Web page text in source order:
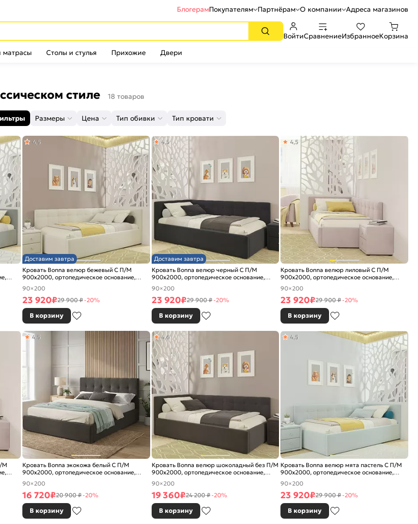
БлогерамПокупателям Партнёрам О компании Адреса магазинов
ВойтиСравнениеИзбранноеКорзина
матрасы Столы и стулья Прихожие Двери
стиле 18 товаров
Размеры Цена Тип обивки Тип кровати
Доставим завтра
Кровать Bonna велюр бежевый С П/М
900x2000, ортопедическое основание,
4,5
90×200
23 920₽29 900 ₽-20%
В корзину
Доставим завтра
Кровать Bonna велюр черный С П/М
900x2000, ортопедическое основание,
4,5
90×200
23 920₽29 900 ₽-20%
В корзину
Кровать Bonna велюр лиловый С П/М
900x2000, ортопедическое основание,
4,5
90×200
23 920₽29 900 ₽-20%
В корзину
М
Кровать Bonna экокожа белый С П/М
900x2000, ортопедическое основание,
4,5
90×200
16 720₽20 900 ₽-20%
В корзину
Кровать Bonna велюр шоколадный без П/М
900x2000, ортопедическое основание,
4,6
90×200
19 360₽24 200 ₽-20%
В корзину
Кровать Bonna велюр мята пастель С П/М
900x2000, ортопедическое основание,
4,5
90×200
23 920₽29 900 ₽-20%
В корзину